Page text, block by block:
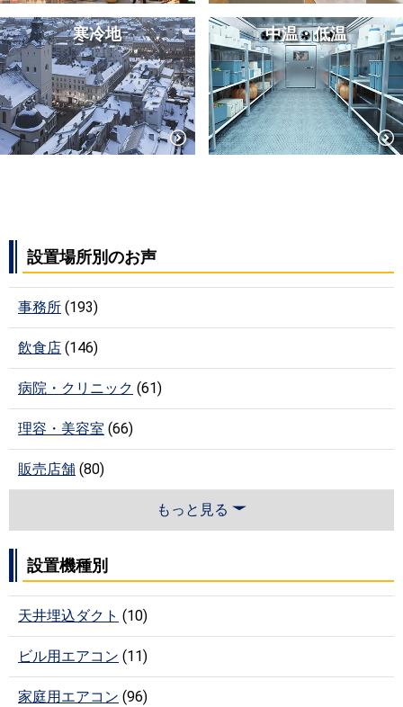
寒冷地 中温・低温
設置場所別のお声
事務所 (193)
飲食店 (146)
病院・クリニック (61)
理容・美容室 (66)
販売店舗 (80)
もっと見る
設置機種別
天井埋込ダクト (10)
ビル用エアコン (11)
家庭用エアコン (96)